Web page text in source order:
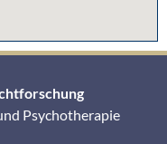
Psychotherapie